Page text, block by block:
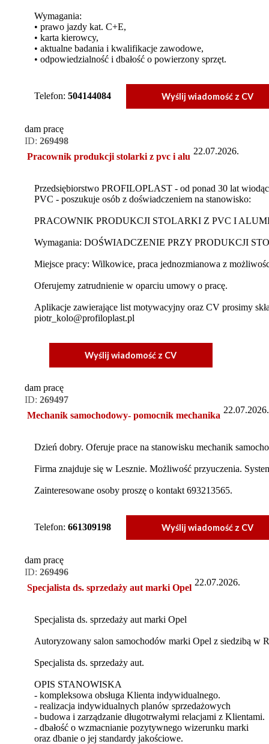
Wymagania:
• prawo jazdy kat. C+E,
• karta kierowcy,
• aktualne badania i kwalifikacje zawodowe,
• odpowiedzialność i dbałość o powierzony sprzęt.
Telefon: 504144084 Wyślij wiadomość z CV
dam pracę
ID: 269498
Pracownik produkcji stolarki z pvc i alu
22.07.2026.
Przedsiębiorstwo PROFILOPLAST - od ponad 30 lat
PVC - poszukuje osób z doświadczeniem na stanowisko:
PRACOWNIK PRODUKCJI STOLARKI Z PVC I
Wymagania: DOŚWIADCZENIE PRZY PRODUKCJI
Miejsce pracy: Wilkowice, praca jednozmianowa z
Oferujemy zatrudnienie w oparciu umowy o pracę.
Aplikacje zawierające list motywacyjny oraz CV prosimy
piotr_kolo@profiloplast.pl
Wyślij wiadomość z CV
dam pracę
ID: 269497
Mechanik samochodowy- pomocnik mechanika
22.07.2026.
Dzień dobry. Oferuje prace na stanowisku mechanik
Firma znajduje się w Lesznie. Możliwość przyuczenia.
Zainteresowane osoby proszę o kontakt 693213565.
Telefon: 661309198 Wyślij wiadomość z CV
dam pracę
ID: 269496
Specjalista ds. sprzedaży aut marki Opel
22.07.2026.
Specjalista ds. sprzedaży aut marki Opel
Autoryzowany salon samochodów marki Opel z siedzibą w
Specjalista ds. sprzedaży aut.
OPIS STANOWISKA
- kompleksowa obsługa Klienta indywidualnego.
- realizacja indywidualnych planów sprzedażowych
- budowa i zarządzanie długotrwałymi relacjami z Klientami.
- dbałość o wzmacnianie pozytywnego wizerunku marki
oraz dbanie o jej standardy jakościowe.